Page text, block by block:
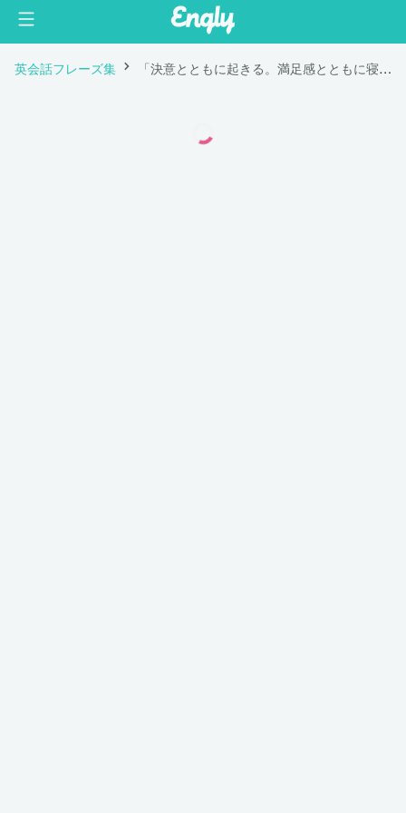
英会話フレーズ集 「決意とともに起きる。満足感とともに寝る。」は英語で "Wake up with determination. Go to bed with satisfaction."